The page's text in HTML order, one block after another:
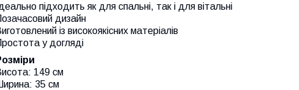
підходить як для спальні, так і для вітальні
дизайн
із високоякісних матеріалів
у догляді
149 см
35 см